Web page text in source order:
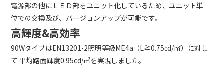
電源部の他にＬＥＤ部をユニット化しているため、ユニット単
位での交換及び、バージョンアップが可能です。
高輝度&高効率
90WタイプはEN13201-2照明等級ME4a（L≧0.75cd/㎡）に対し
て 平均路面輝度0.95cd/㎡を実現しました。